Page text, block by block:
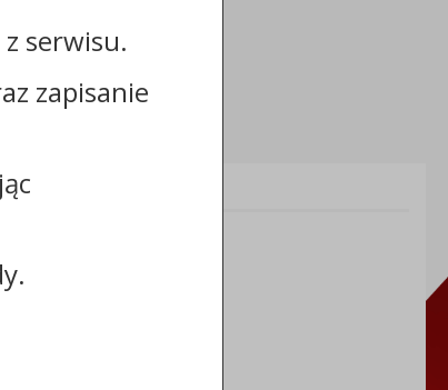
dodatkowe:
910866910
0464011
serwisu.
zapisanie